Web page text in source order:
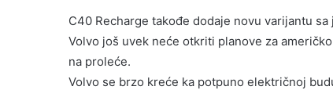
C40 Recharge takođe dodaje novu varijantu
Volvo još uvek neće otkriti planove za
na proleće.
Volvo se brzo kreće ka potpuno električnoj